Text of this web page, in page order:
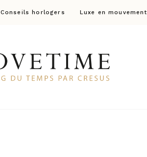
Conseils horlogers Luxe en mouvement